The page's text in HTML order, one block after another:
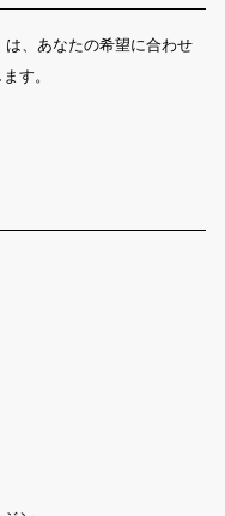
、あなたの希望に合わせ
す。